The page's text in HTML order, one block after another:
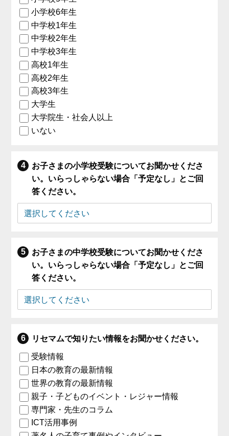
小学校6年生
中学校1年生
中学校2年生
中学校3年生
高校1年生
高校2年生
高校3年生
大学生
大学院生・社会人以上
いない
お子さまの小学校受験についてお聞かせくださ
い。いらっしゃらない場合「予定なし」とご回
答ください。
お子さまの中学校受験についてお聞かせくださ
い。いらっしゃらない場合「予定なし」とご回
答ください。
リセマムで知りたい情報をお聞かせください。
受験情報
日本の教育の最新情報
世界の教育の最新情報
親子・子どものイベント・レジャー情報
専門家・先生のコラム
ICT活用事例